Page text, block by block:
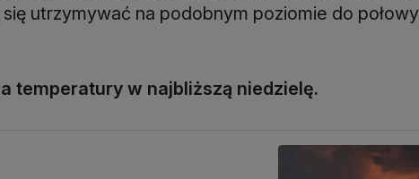
utrzymywać na podobnym poziomie do połowy
temperatury w najbliższą niedzielę.